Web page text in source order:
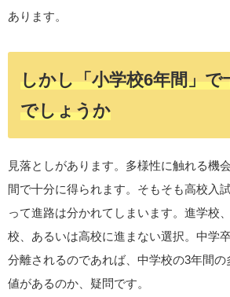
あります。
しかし「小学校6年間」
でしょうか
見落としがあります。多様性に触れる機
間で十分に得られます。そもそも高校入
って進路は分かれてしまいます。進学校
校、あるいは高校に進まない選択。中学
分離されるのであれば、中学校の3年間
値があるのか、疑問です。